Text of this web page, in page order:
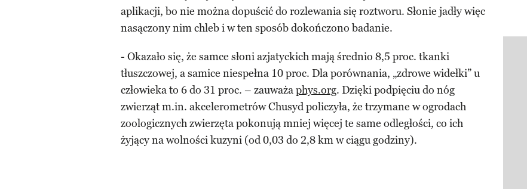
aplikacji, bo nie można dopuścić do rozlewania się roztworu. Słonie jadły więc
nasączony nim chleb i w ten sposób dokończono badanie.
- Okazało się, że samce słoni azjatyckich mają średnio 8,5 proc. tkanki
tłuszczowej, a samice niespełna 10 proc. Dla porównania, „zdrowe widełki” u
człowieka to 6 do 31 proc. – zauważaphys.org. Dzięki podpięciu do nóg
zwierząt m.in. akcelerometrów Chusyd policzyła, że trzymane w ogrodach
zoologicznych zwierzęta pokonują mniej więcej te same odległości, co ich
żyjący na wolności kuzyni (od 0,03 do 2,8 km w ciągu godziny).